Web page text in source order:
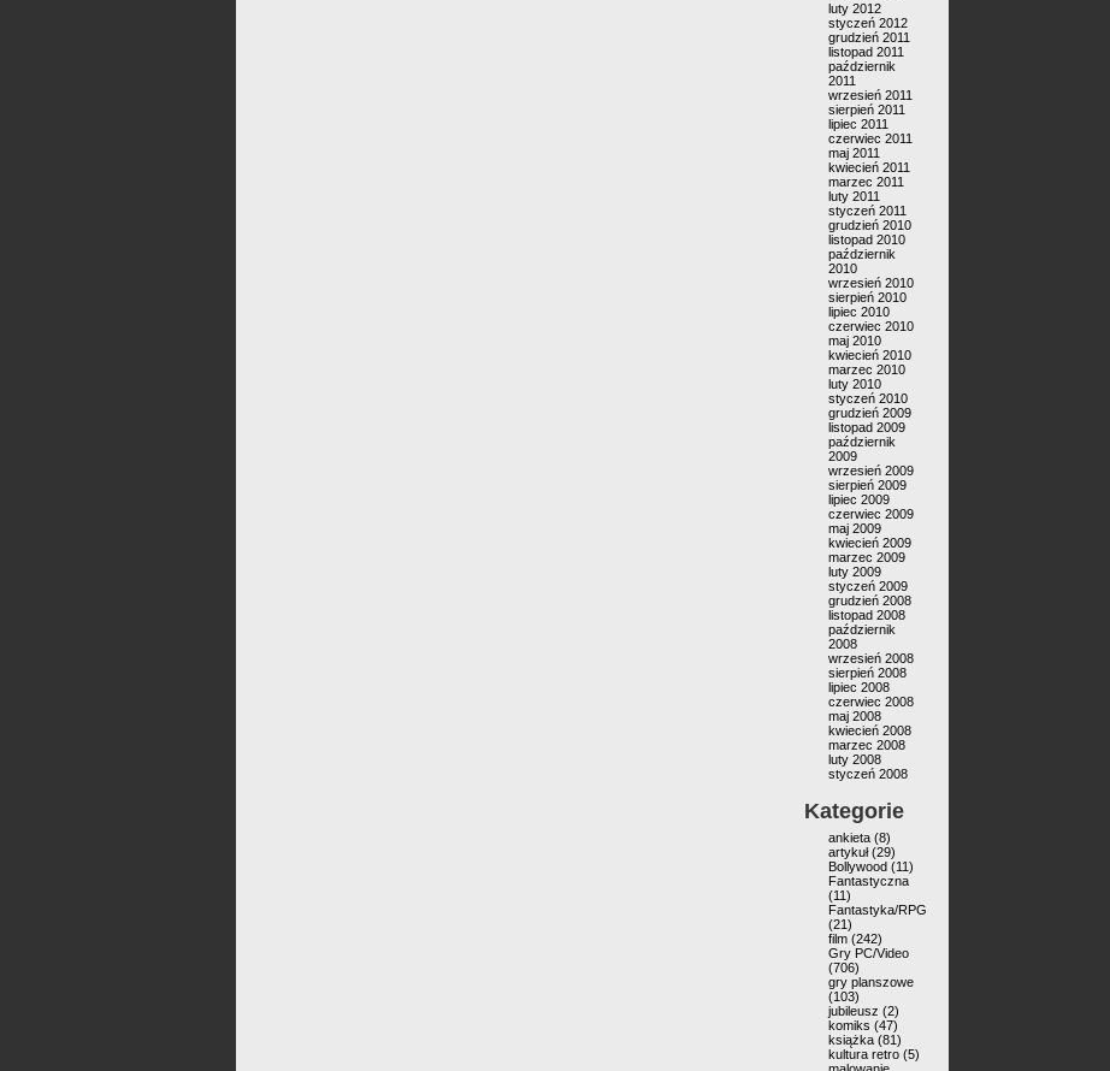
luty 2012
styczeń 2012
grudzień 2011
listopad 2011
październik
2011
wrzesień 2011
sierpień 2011
lipiec 2011
czerwiec 2011
maj 2011
kwiecień 2011
marzec 2011
luty 2011
styczeń 2011
grudzień 2010
listopad 2010
październik
2010
wrzesień 2010
sierpień 2010
lipiec 2010
czerwiec 2010
maj 2010
kwiecień 2010
marzec 2010
luty 2010
styczeń 2010
grudzień 2009
listopad 2009
październik
2009
wrzesień 2009
sierpień 2009
lipiec 2009
czerwiec 2009
maj 2009
kwiecień 2009
marzec 2009
luty 2009
styczeń 2009
grudzień 2008
listopad 2008
październik
2008
wrzesień 2008
sierpień 2008
lipiec 2008
czerwiec 2008
maj 2008
kwiecień 2008
marzec 2008
luty 2008
styczeń 2008
Kategorie
ankieta (8)
artykuł(29)
Bollywood (11)
Fantastyczna
(11)
Fantastyka/RPG
(21)
film (242)
Gry PC/Video
(706)
gry planszowe
(103)
jubileusz (2)
komiks (47)
książka (81)
kultura retro (5)